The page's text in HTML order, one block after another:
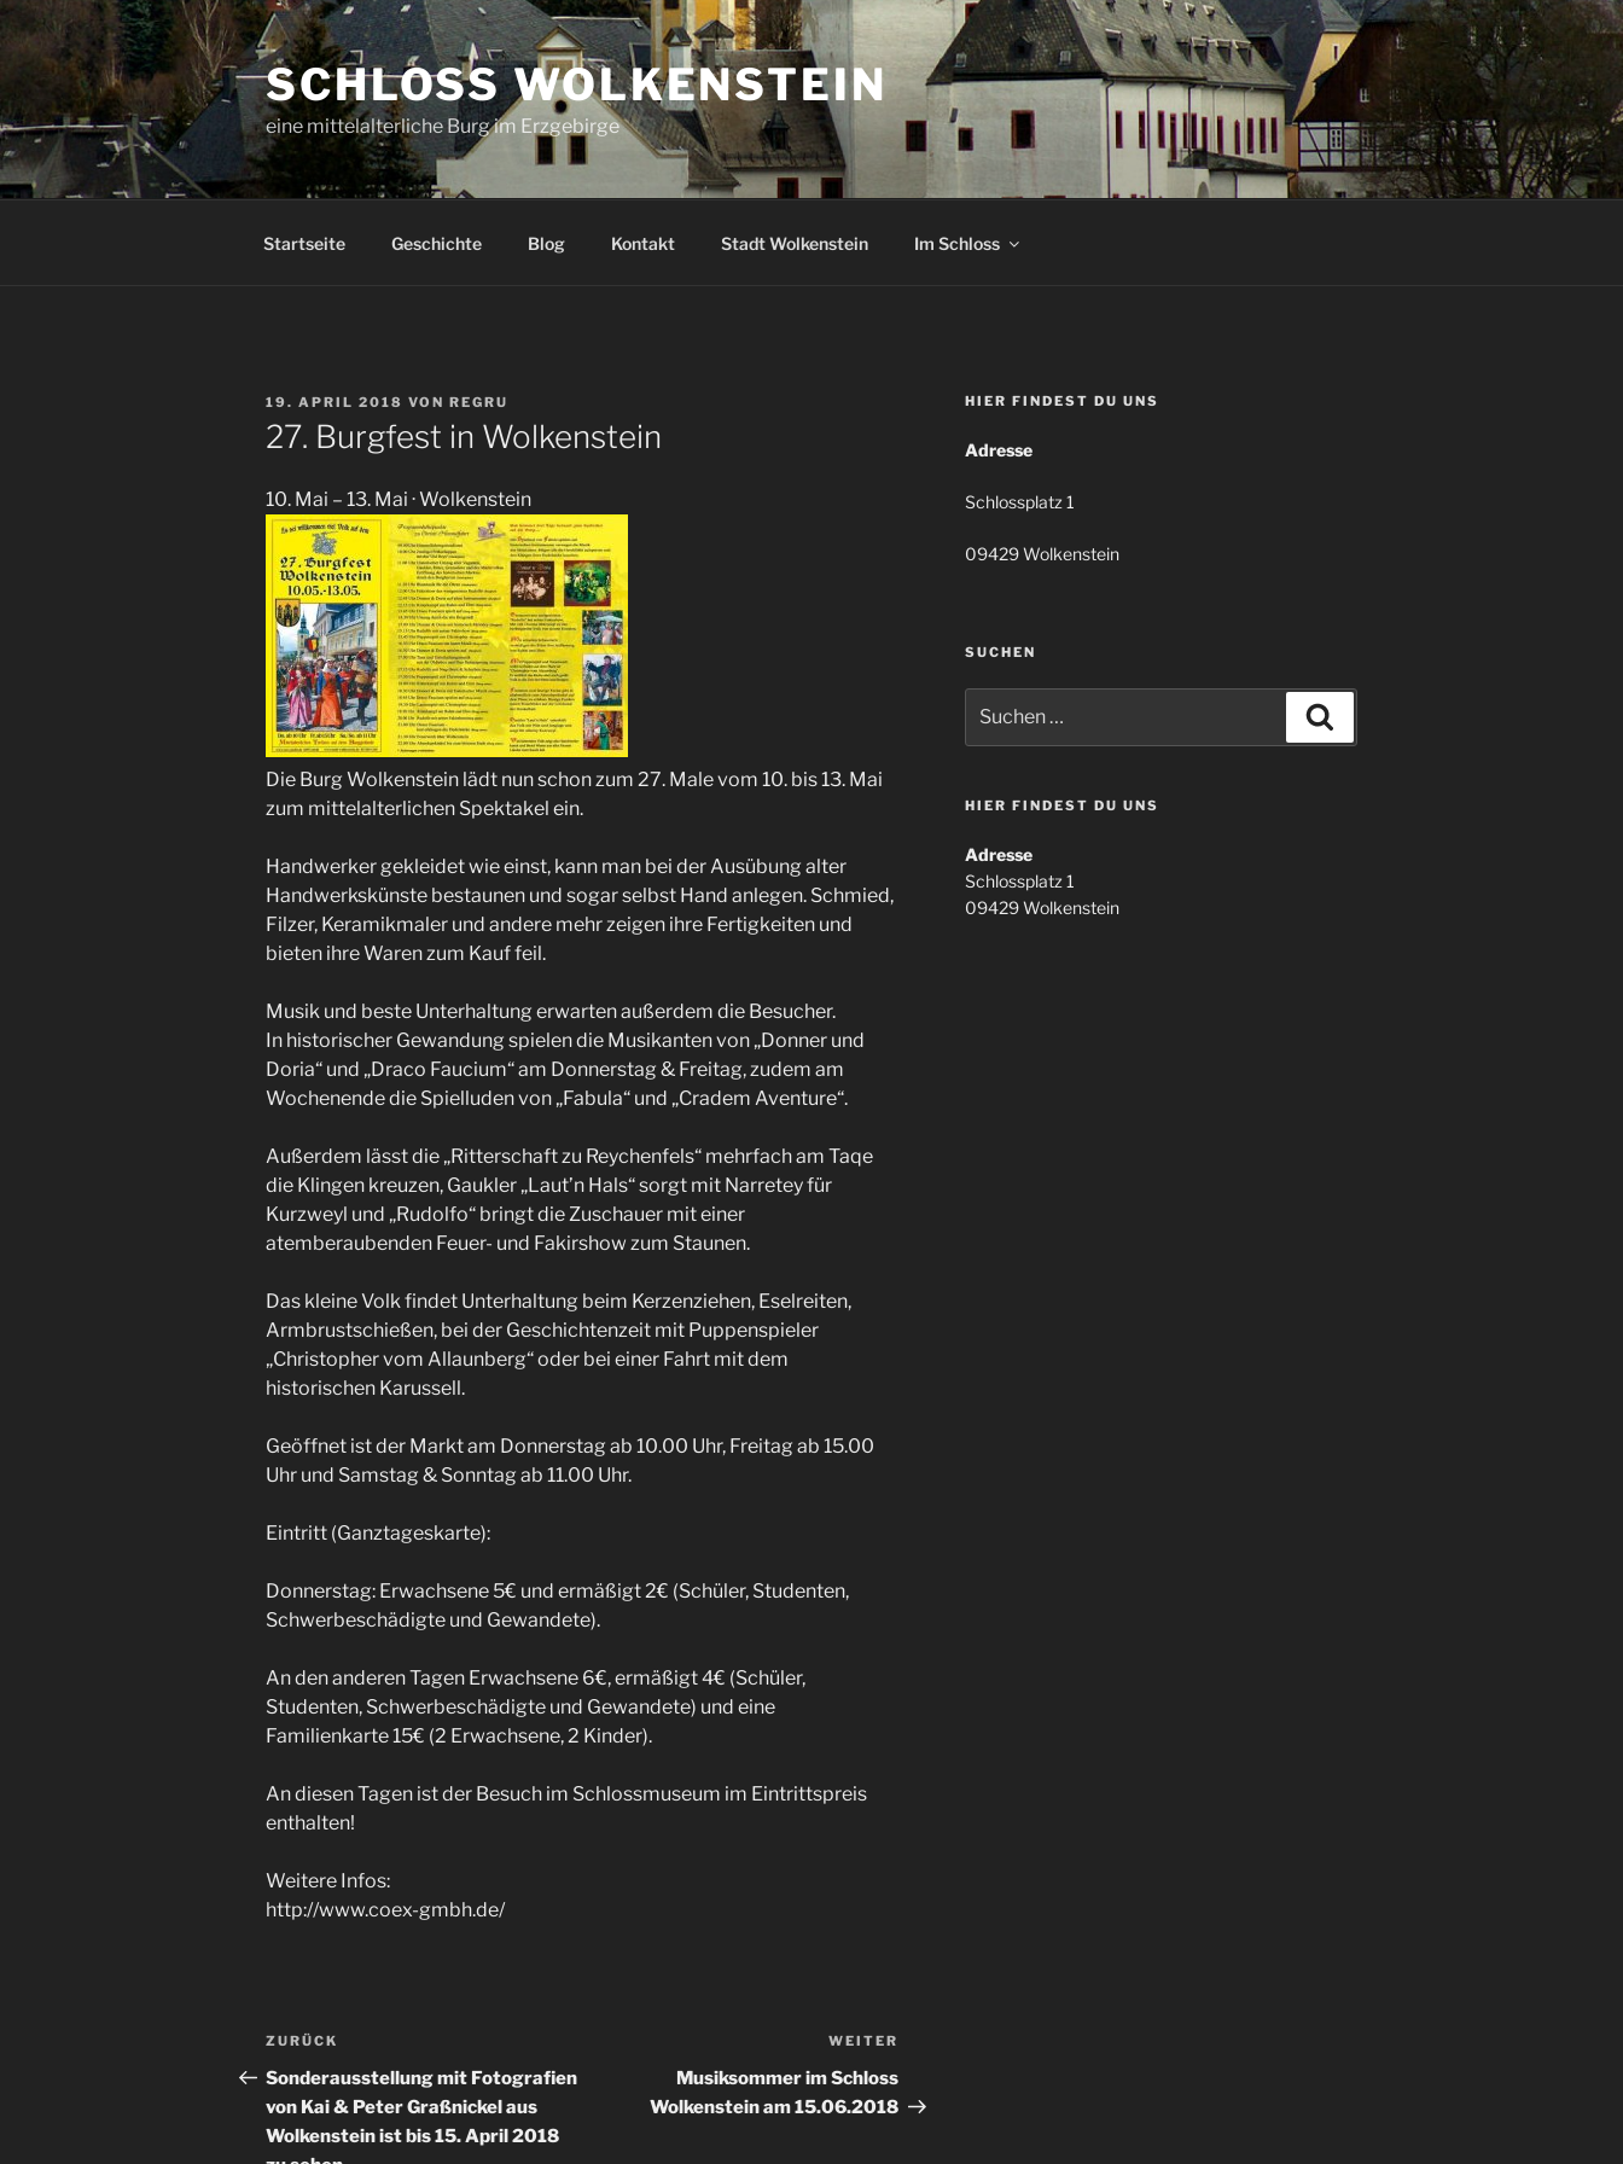
Zum
Inhalt
springen
SCHLOSS WOLKENSTEIN
eine mittelalterliche Burg im Erzgebirge
Startseite Geschichte Blog Kontakt Stadt Wolkenstein Im Schloss
VERÖFFENTLICHT
AM
19. APRIL 2018 VON REGRU
27. Burgfest in Wolkenstein
10. Mai – 13. Mai · Wolkenstein
Die Burg Wolkenstein lädt nun schon zum 27. Male vom 10. bis 13. Mai
zum mittelalterlichen Spektakel ein.
Handwerker gekleidet wie einst, kann man bei der Ausübung alter
Handwerkskünste bestaunen und sogar selbst Hand anlegen. Schmied,
Filzer, Keramikmaler und andere mehr zeigen ihre Fertigkeiten und
bieten ihre Waren zum Kauf feil.
Musik und beste Unterhaltung erwarten außerdem die Besucher.
In historischer Gewandung spielen die Musikanten von „Donner und
Doria“ und „Draco Faucium“ am Donnerstag & Freitag, zudem am
Wochenende die Spielluden von „Fabula“ und „Cradem Aventure“.
Außerdem lässt die „Ritterschaft zu Reychenfels“ mehrfach am Taqe
die Klingen kreuzen, Gaukler „Laut’n Hals“ sorgt mit Narretey für
Kurzweyl und „Rudolfo“ bringt die Zuschauer mit einer
atemberaubenden Feuer- und Fakirshow zum Staunen.
Das kleine Volk findet Unterhaltung beim Kerzenziehen, Eselreiten,
Armbrustschießen, bei der Geschichtenzeit mit Puppenspieler
„Christopher vom Allaunberg“ oder bei einer Fahrt mit dem
historischen Karussell.
Geöffnet ist der Markt am Donnerstag ab 10.00 Uhr, Freitag ab 15.00
Uhr und Samstag & Sonntag ab 11.00 Uhr.
Eintritt (Ganztageskarte):
Donnerstag: Erwachsene 5€ und ermäßigt 2€ (Schüler, Studenten,
Schwerbeschädigte und Gewandete).
An den anderen Tagen Erwachsene 6€, ermäßigt 4€ (Schüler,
Studenten, Schwerbeschädigte und Gewandete) und eine
Familienkarte 15€ (2 Erwachsene, 2 Kinder).
An diesen Tagen ist der Besuch im Schlossmuseum im Eintrittspreis
enthalten!
Weitere Infos:
http://www.coex-gmbh.de/
Beitragsnavigation
Vorheriger
Beitrag
ZURÜCK
Sonderausstellung mit Fotografien
von Kai & Peter Graßnickel aus
Wolkenstein ist bis 15. April 2018
Beitrag
WEITER
Musiksommer im Schloss
Wolkenstein am 15.06.2018
HIER FINDEST DU UNS
Adresse
Schlossplatz 1
09429 Wolkenstein
SUCHEN
nach:
HIER FINDEST DU UNS
Adresse
Schlossplatz 1
09429 Wolkenstein